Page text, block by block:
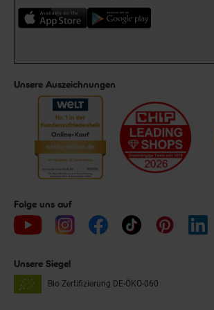
Unsere Auszeichnungen
Folge uns auf
Unsere Siegel
Bio Zertifizierung DE-ÖKO-060